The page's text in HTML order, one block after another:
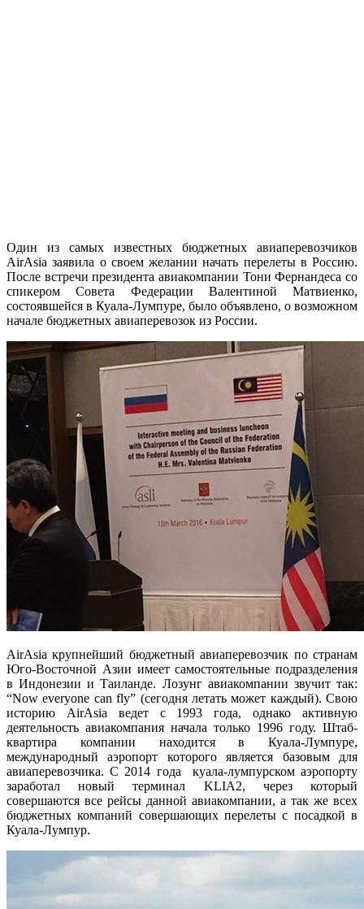
Один из самых известных бюджетных авиаперевозчиков
AirAsia заявила о своем желании начать перелеты в Россию.
После встречи президента авиакомпании Тони Фернандеса со
спикером Совета Федерации Валентиной Матвиенко,
состоявшейся в Куала-Лумпуре, было объявлено, о возможном
начале бюджетных авиаперевозок из России.
AirAsia крупнейший бюджетный авиаперевозчик по странам
Юго-Восточной Азии имеет самостоятельные подразделения
в Индонезии и Таиланде. Лозунг авиакомпании звучит так:
“Now everyone can fly” (сегодня летать может каждый). Свою
историю AirAsia ведет с 1993 года, однако активную
деятельность авиакомпания начала только 1996 году. Штаб-
квартира компании находится в Куала-Лумпуре,
международный аэропорт которого является базовым для
авиаперевозчика. С 2014 года куала-лумпурском аэропорту
заработал новый терминал KLIA2, через который
совершаются все рейсы данной авиакомпании, а так же всех
бюджетных компаний совершающих перелеты с посадкой в
Куала-Лумпур.